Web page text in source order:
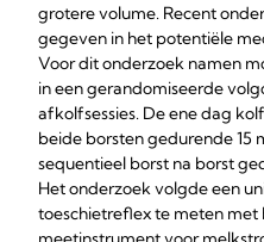
grotere volume. Recent
gegeven in het potentiële
Voor dit onderzoek namen
in een gerandomiseerde
afkolfsessies. De ene dag
beide borsten gedurende 15
sequentieel borst na borst
Het onderzoek volgde een
toeschietreflex te meten met